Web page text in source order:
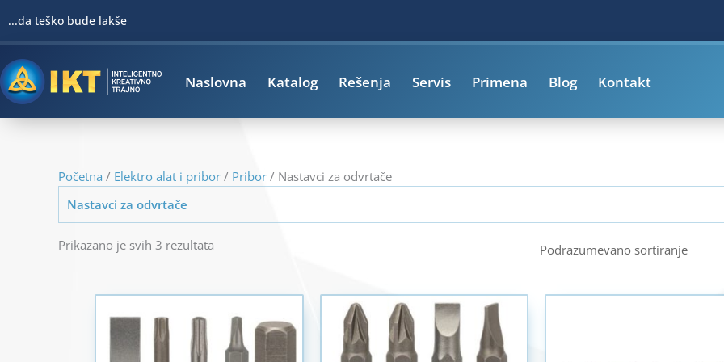
na
sadržaj
...da teško bude lakše
Naslovna Katalog Rešenja Servis Primena Blog Kontakt
Početna / Elektro alat i pribor / Pribor / Nastavci za odvrtače
Nastavci za odvrtače
Prikazano je svih 3 rezultata